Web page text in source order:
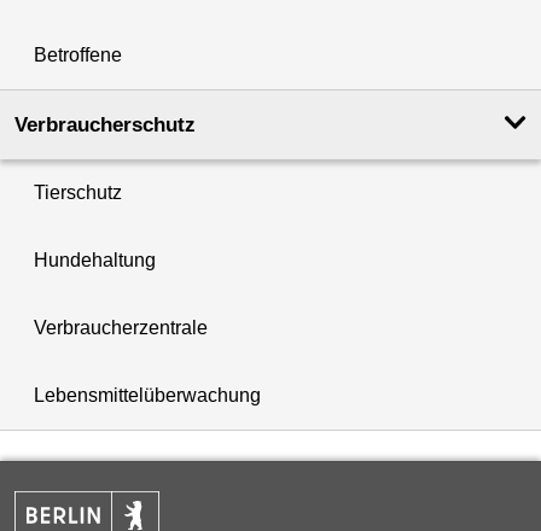
Betroffene
Verbraucherschutz
Tierschutz
Hundehaltung
Verbraucherzentrale
Lebensmittelüberwachung